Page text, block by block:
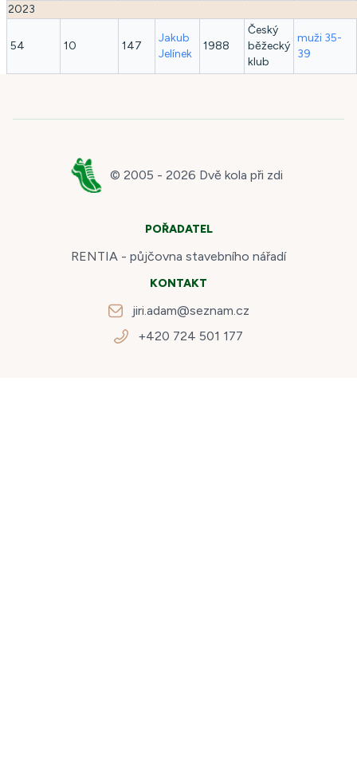
2023
54 10 147
Jakub
Jelínek
1988
Český
běžecký
klub
muži 35-
39
© 2005 - 2026 Dvě kola při zdi
POŘADATEL
RENTIA - půjčovna stavebního nářadí
KONTAKT
jiri.adam@seznam.cz
+420 724 501 177